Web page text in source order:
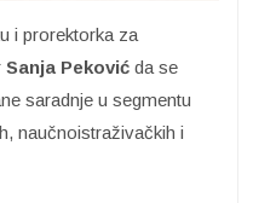
i prorektorka za
Sanja Peković da se
saradnje u segmentu
naučnoistraživačkih i